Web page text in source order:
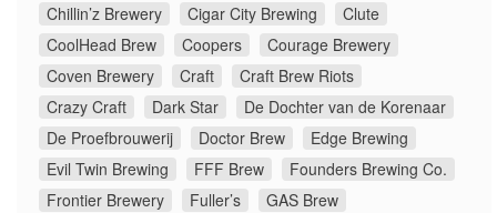
Chillin’z Brewery
Cigar City Brewing
Clute
CoolHead Brew
Coopers
Courage Brewery
Coven Brewery
Craft
Craft Brew Riots
Crazy Craft
Dark Star
De Dochter van de Korenaar
De Proefbrouwerij
Doctor Brew
Edge Brewing
Evil Twin Brewing
FFF Brew
Founders Brewing Co.
Frontier Brewery
Fuller’s
GAS Brew